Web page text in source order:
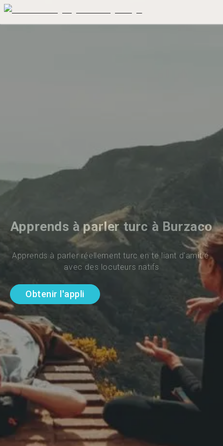
Apprends à parler turc à Burzaco
Apprends à parler réellement turc en te liant d'amitié
avec des locuteurs natifs
Obtenir l'appli